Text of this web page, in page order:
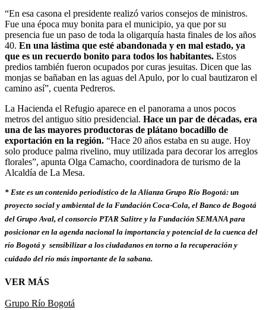
“En esa casona el presidente realizó varios consejos de ministros.
Fue una época muy bonita para el municipio, ya que por su
presencia fue un paso de toda la oligarquía hasta finales de los años
40. En una lástima que esté abandonada y en mal estado, ya
que es un recuerdo bonito para todos los habitantes. Estos
predios también fueron ocupados por curas jesuitas. Dicen que las
monjas se bañaban en las aguas del Apulo, por lo cual bautizaron el
camino así”, cuenta Pedreros.
La Hacienda el Refugio aparece en el panorama a unos pocos
metros del antiguo sitio presidencial. Hace un par de décadas, era
una de las mayores productoras de plátano bocadillo de
exportación en la región. “Hace 20 años estaba en su auge. Hoy
solo produce palma rivelino, muy utilizada para decorar los arreglos
florales”, apunta Olga Camacho, coordinadora de turismo de la
Alcaldía de La Mesa.
* Este es un contenido periodístico de la Alianza Grupo Río Bogotá: un
proyecto social y ambiental de la Fundación Coca-Cola, el Banco de Bogotá
del Grupo Aval, el consorcio PTAR Salitre y la Fundación SEMANA para
posicionar en la agenda nacional la importancia y potencial de la cuenca del
río Bogotá y sensibilizar a los ciudadanos en torno a la recuperación y
cuidado del río más importante de la sabana.
VER MÁS
Grupo Río Bogotá